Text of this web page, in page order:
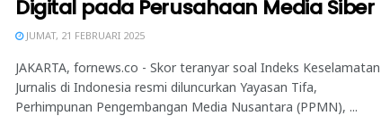
Digital pada Perusahaan Media Siber
JUMAT, 21 FEBRUARI 2025
JAKARTA, fornews.co - Skor teranyar soal Indeks Keselamatan
Jurnalis di Indonesia resmi diluncurkan Yayasan Tifa,
Perhimpunan Pengembangan Media Nusantara (PPMN), ...